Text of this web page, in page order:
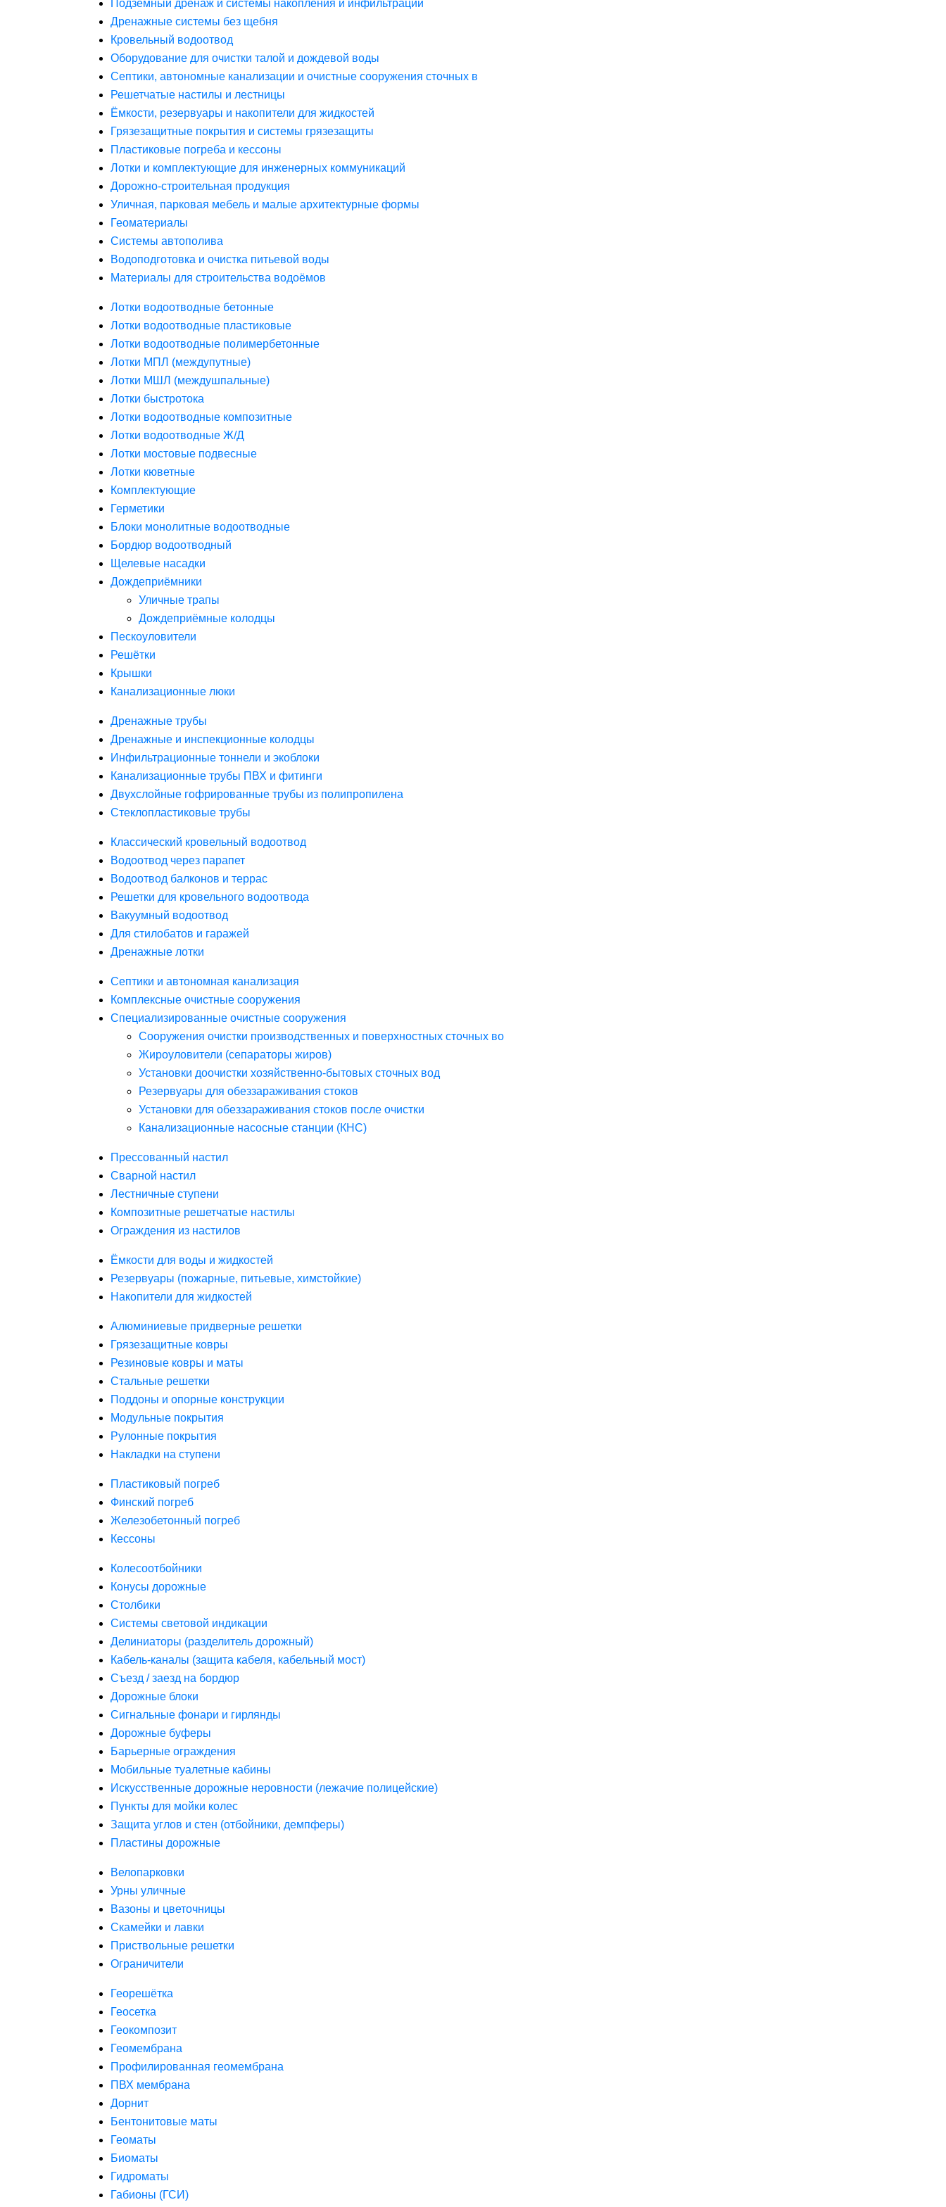
Подземный дренаж и системы накопления и инфильтрации
Дренажные системы без щебня
Кровельный водоотвод
Оборудование для очистки талой и дождевой воды
Септики, автономные канализации и очистные сооружения сточных в
Решетчатые настилы и лестницы
Ёмкости, резервуары и накопители для жидкостей
Грязезащитные покрытия и системы грязезащиты
Пластиковые погреба и кессоны
Лотки и комплектующие для инженерных коммуникаций
Дорожно-строительная продукция
Уличная, парковая мебель и малые архитектурные формы
Геоматериалы
Системы автополива
Водоподготовка и очистка питьевой воды
Материалы для строительства водоёмов
Лотки водоотводные бетонные
Лотки водоотводные пластиковые
Лотки водоотводные полимербетонные
Лотки МПЛ (междупутные)
Лотки МШЛ (междушпальные)
Лотки быстротока
Лотки водоотводные композитные
Лотки водоотводные Ж/Д
Лотки мостовые подвесные
Лотки кюветные
Комплектующие
Герметики
Блоки монолитные водоотводные
Бордюр водоотводный
Щелевые насадки
Дождеприёмники
Уличные трапы
Дождеприёмные колодцы
Пескоуловители
Решётки
Крышки
Канализационные люки
Дренажные трубы
Дренажные и инспекционные колодцы
Инфильтрационные тоннели и экоблоки
Канализационные трубы ПВХ и фитинги
Двухслойные гофрированные трубы из полипропилена
Стеклопластиковые трубы
Классический кровельный водоотвод
Водоотвод через парапет
Водоотвод балконов и террас
Решетки для кровельного водоотвода
Вакуумный водоотвод
Для стилобатов и гаражей
Дренажные лотки
Септики и автономная канализация
Комплексные очистные сооружения
Специализированные очистные сооружения
Сооружения очистки производственных и поверхностных сточных во
Жироуловители (сепараторы жиров)
Установки доочистки хозяйственно-бытовых сточных вод
Резервуары для обеззараживания стоков
Установки для обеззараживания стоков после очистки
Канализационные насосные станции (КНС)
Прессованный настил
Сварной настил
Лестничные ступени
Композитные решетчатые настилы
Ограждения из настилов
Ёмкости для воды и жидкостей
Резервуары (пожарные, питьевые, химстойкие)
Накопители для жидкостей
Алюминиевые придверные решетки
Грязезащитные ковры
Резиновые ковры и маты
Стальные решетки
Поддоны и опорные конструкции
Модульные покрытия
Рулонные покрытия
Накладки на ступени
Пластиковый погреб
Финский погреб
Железобетонный погреб
Кессоны
Колесоотбойники
Конусы дорожные
Столбики
Системы световой индикации
Делиниаторы (разделитель дорожный)
Кабель-каналы (защита кабеля, кабельный мост)
Съезд / заезд на бордюр
Дорожные блоки
Сигнальные фонари и гирлянды
Дорожные буферы
Барьерные ограждения
Мобильные туалетные кабины
Искусственные дорожные неровности (лежачие полицейские)
Пункты для мойки колес
Защита углов и стен (отбойники, демпферы)
Пластины дорожные
Велопарковки
Урны уличные
Вазоны и цветочницы
Скамейки и лавки
Приствольные решетки
Ограничители
Георешётка
Геосетка
Геокомпозит
Геомембрана
Профилированная геомембрана
ПВХ мембрана
Дорнит
Бентонитовые маты
Геоматы
Биоматы
Гидроматы
Габионы (ГСИ)